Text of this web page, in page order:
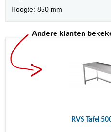
Hoogte: 850 mm
Andere klanten
RVS Tafel